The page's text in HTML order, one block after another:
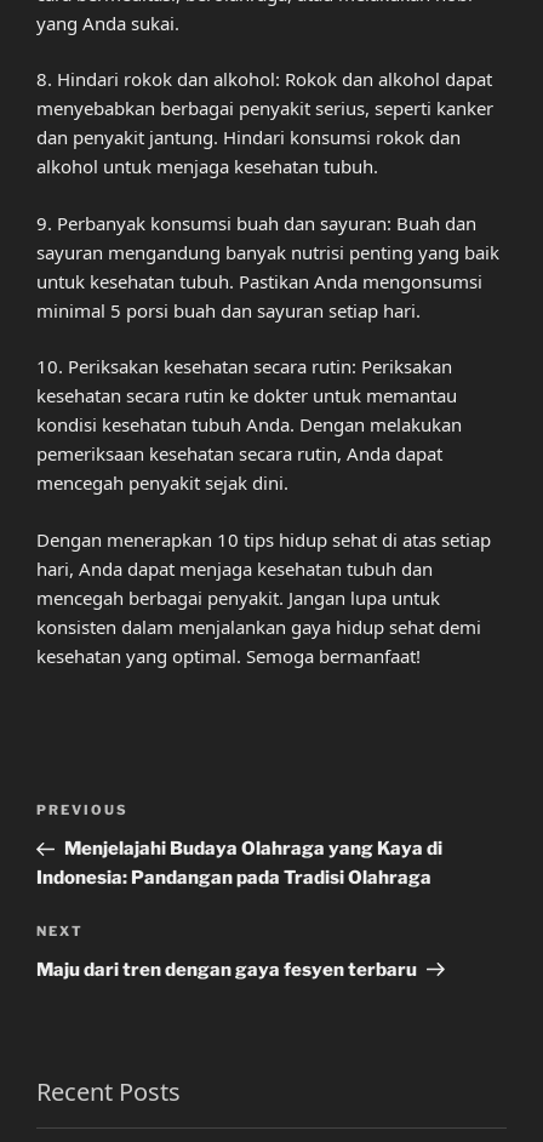
yang Anda sukai.
8. Hindari rokok dan alkohol: Rokok dan alkohol dapat
menyebabkan berbagai penyakit serius, seperti kanker
dan penyakit jantung. Hindari konsumsi rokok dan
alkohol untuk menjaga kesehatan tubuh.
9. Perbanyak konsumsi buah dan sayuran: Buah dan
sayuran mengandung banyak nutrisi penting yang baik
untuk kesehatan tubuh. Pastikan Anda mengonsumsi
minimal 5 porsi buah dan sayuran setiap hari.
10. Periksakan kesehatan secara rutin: Periksakan
kesehatan secara rutin ke dokter untuk memantau
kondisi kesehatan tubuh Anda. Dengan melakukan
pemeriksaan kesehatan secara rutin, Anda dapat
mencegah penyakit sejak dini.
Dengan menerapkan 10 tips hidup sehat di atas setiap
hari, Anda dapat menjaga kesehatan tubuh dan
mencegah berbagai penyakit. Jangan lupa untuk
konsisten dalam menjalankan gaya hidup sehat demi
kesehatan yang optimal. Semoga bermanfaat!
Previous
Post
PREVIOUS
Menjelajahi Budaya Olahraga yang Kaya di
Indonesia: Pandangan pada Tradisi Olahraga
Next
Post
NEXT
Maju dari tren dengan gaya fesyen terbaru
Recent Posts